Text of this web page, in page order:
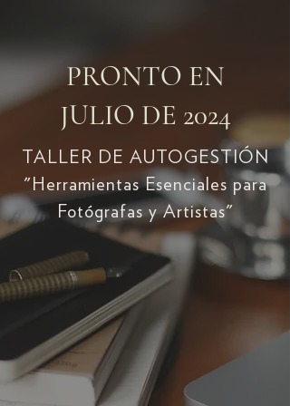
PRONTO EN
JULIO DE 2024
TALLER DE AUTOGESTIÓN
"Herramientas Esenciales para
Fotógrafas y Artistas"